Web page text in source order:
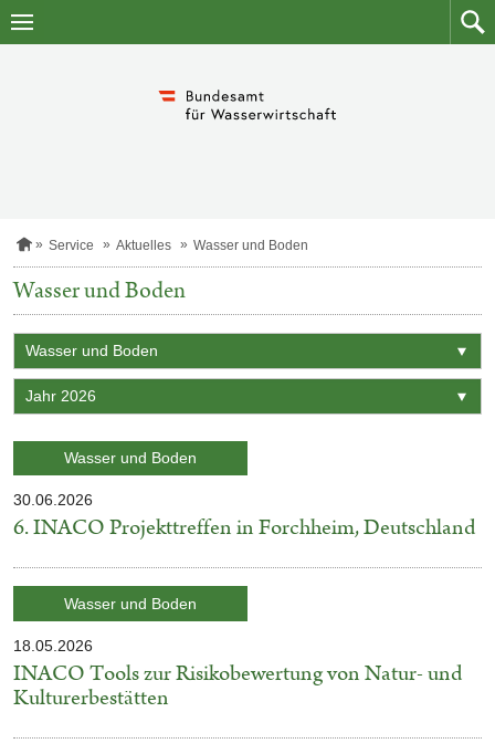
Zum
Zum
S
a
t
s
i
Service Aktuelles Wasser und Boden
Wasser und Boden
Thema
Jahr
Kategorie:
Wasser und Boden
Veröffentlicht
am
30.06.2026
6. INACO Projekttreffen in Forchheim, Deutschland
Kategorie:
Wasser und Boden
Veröffentlicht
am
18.05.2026
INACO Tools zur Risikobewertung von Natur- und
Kulturerbestätten